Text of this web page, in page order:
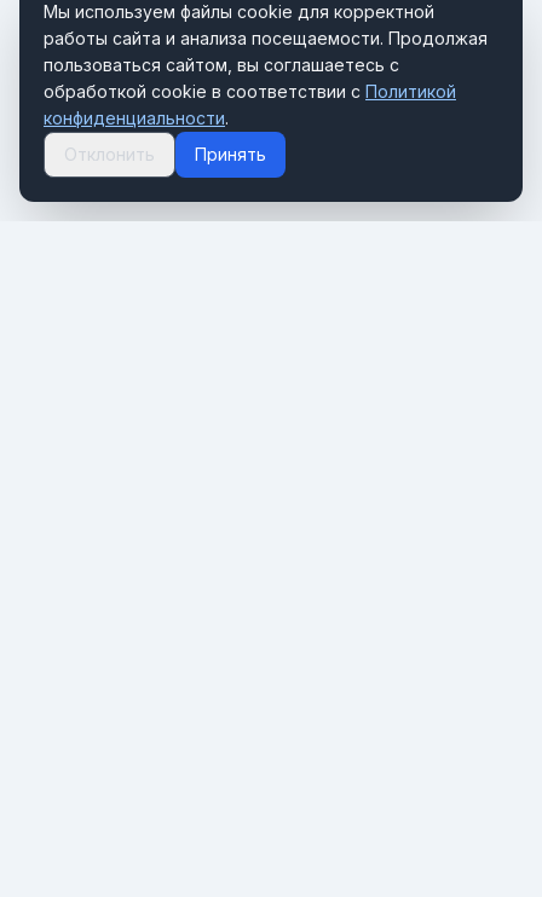
Мы используем файлы cookie для корректной
работы сайта и анализа посещаемости. Продолжая
пользоваться сайтом, вы соглашаетесь с
обработкой cookie в соответствии с Политикой
конфиденциальности.
Отклонить
Принять